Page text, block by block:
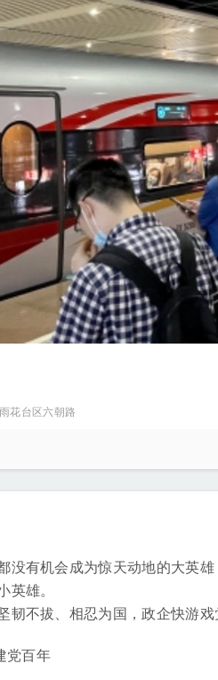
花台区六朝路
没有机会成为惊天动地的大英
英雄。
韧不拔、相忍为国，政企快游戏
党百年